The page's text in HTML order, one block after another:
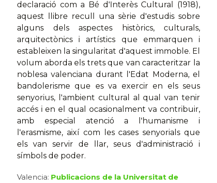
declaració com a Bé d'Interès Cultural (1918),
aquest llibre recull una sèrie d'estudis sobre
alguns dels aspectes històrics, culturals,
arquitectònics i artístics que emmarquen i
estableixen la singularitat d'aquest immoble. El
volum aborda els trets que van caracteritzar la
noblesa valenciana durant l'Edat Moderna, el
bandolerisme que es va exercir en els seus
senyorius, l'ambient cultural al qual van tenir
accés i en el qual ocasionalment va contribuir,
amb especial atenció a l'humanisme i
l'erasmisme, així com les cases senyorials que
els van servir de llar, seus d'administració i
símbols de poder.
Valencia: Publicacions de la Universitat de